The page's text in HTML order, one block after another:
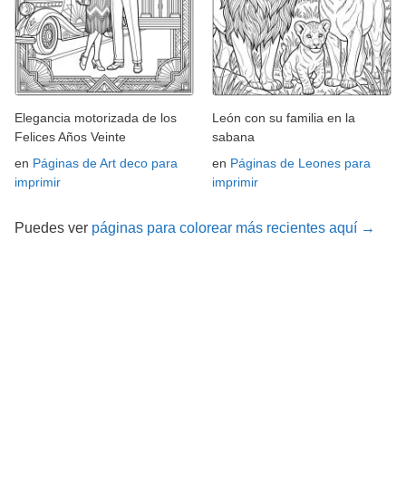
Elegancia motorizada de los
Felices Años Veinte
en Páginas de Art deco para
imprimir
León con su familia en la
sabana
en Páginas de Leones para
imprimir
Puedes ver páginas para colorear más recientes aquí →